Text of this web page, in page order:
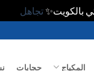
بالكويت✨تجاهل
المكياج حجابات